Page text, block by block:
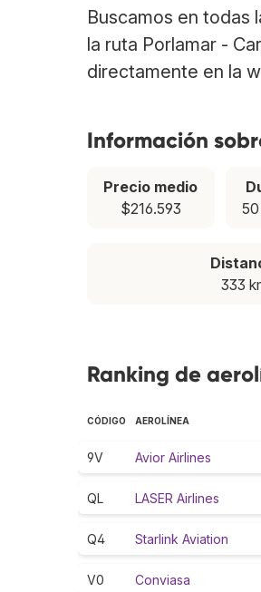
Buscamos en todas
la ruta Porlamar -
directamente en la
Información
Precio medio
$216.593
333
Ranking de
CÓDIGO AEROLÍNEA
9V Avior Airlines
QL LASER Airlines
Q4 Starlink Aviation
V0 Conviasa